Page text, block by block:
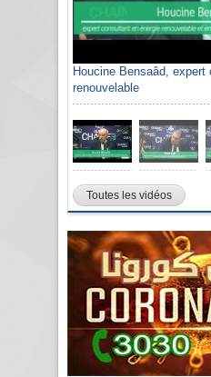
Houcine Bensaâd,
renouvelable
Toutes les vidéos